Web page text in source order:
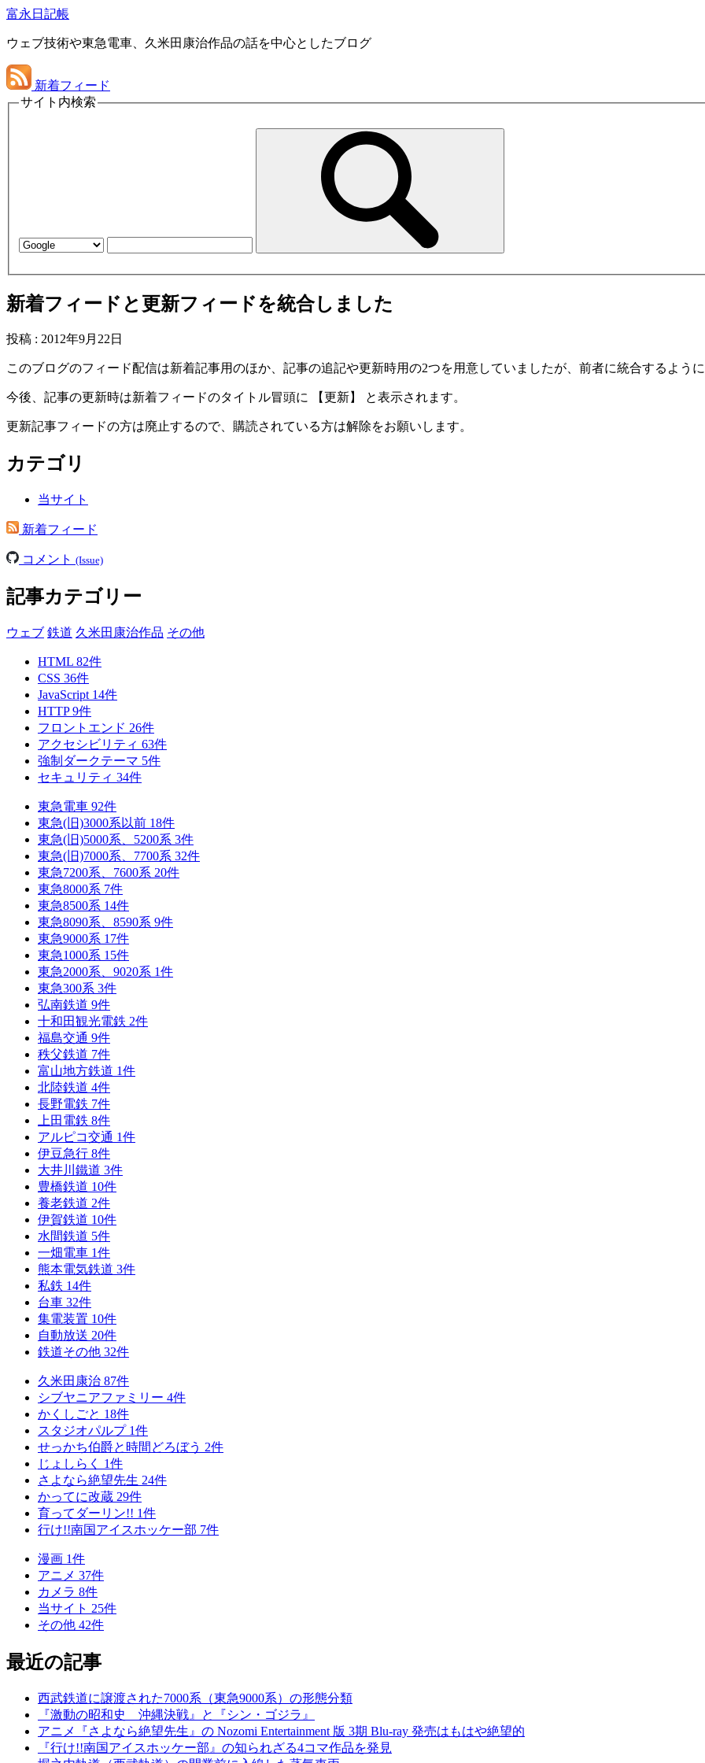
富永日記帳
ウェブ技術や東急電車、久米田康治作品の話を中心としたブログ
新着フィード
サイト内検索
新着フィードと更新フィードを統合しました
投稿 : 2012年9月22日
このブログのフィード配信は新着記事用のほか、記事の追記や更新時用の2つを用意していましたが、前者に統合するように
今後、記事の更新時は新着フィードのタイトル冒頭に 【更新】 と表示されます。
更新記事フィードの方は廃止するので、購読されている方は解除をお願いします。
カテゴリ
当サイト
新着フィード
コメント (Issue)
記事カテゴリー
ウェブ 鉄道 久米田康治作品 その他
HTML 82件
CSS 36件
JavaScript 14件
HTTP9件
フロントエンド 26件
アクセシビリティ 63件
強制ダークテーマ 5件
セキュリティ 34件
東急電車 92件
東急(旧)3000系以前 18件
東急(旧)5000系、5200系 3件
東急(旧)7000系、7700系 32件
東急7200系、7600系 20件
東急8000系 7件
東急8500系 14件
東急8090系、8590系 9件
東急9000系 17件
東急1000系 15件
東急2000系、9020系 1件
東急300系 3件
弘南鉄道 9件
十和田観光電鉄 2件
福島交通 9件
秩父鉄道 7件
富山地方鉄道 1件
北陸鉄道 4件
長野電鉄 7件
上田電鉄 8件
アルピコ交通 1件
伊豆急行 8件
大井川鐵道 3件
豊橋鉄道 10件
養老鉄道 2件
伊賀鉄道 10件
水間鉄道 5件
一畑電車 1件
熊本電気鉄道 3件
私鉄 14件
台車 32件
集電装置 10件
自動放送 20件
鉄道その他 32件
久米田康治 87件
シブヤニアファミリー 4件
かくしごと 18件
スタジオパルプ 1件
せっかち伯爵と時間どろぼう 2件
じょしらく 1件
さよなら絶望先生 24件
かってに改蔵 29件
育ってダーリン!! 1件
行け!!南国アイスホッケー部 7件
漫画 1件
アニメ 37件
カメラ 8件
当サイト 25件
その他 42件
最近の記事
西武鉄道に譲渡された7000系（東急9000系）の形態分類
『激動の昭和史 沖縄決戦』と『シン・ゴジラ』
アニメ『さよなら絶望先生』の Nozomi Entertainment 版 3期 Blu-ray 発売はもはや絶望的
『行け!!南国アイスホッケー部』の知られざる4コマ作品を発見